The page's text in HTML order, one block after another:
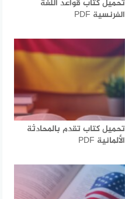
تحميل كتاب قواعد اللغة
الفرنسية PDF
تحميل كتاب تقدم بالمحادثة
الألمانية PDF